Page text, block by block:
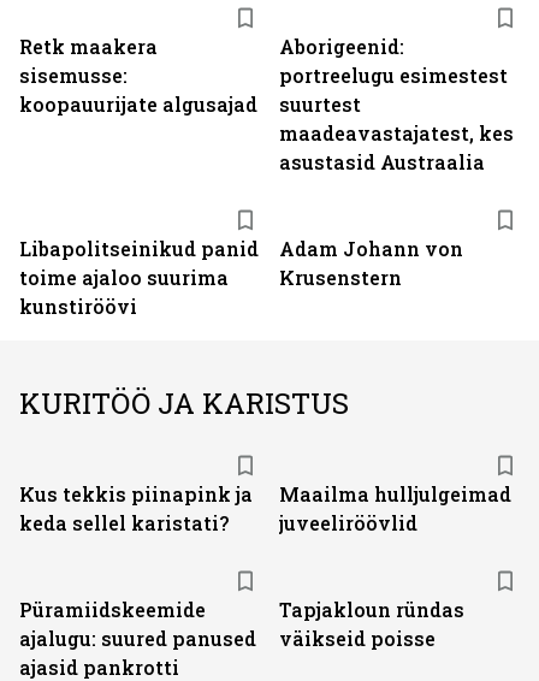
Retk maakera
sisemusse:
koopauurijate algusajad
Aborigeenid:
portreelugu esimestest
suurtest
maadeavastajatest, kes
asustasid Austraalia
Libapolitseinikud panid
toime ajaloo suurima
kunstiröövi
Adam Johann von
Krusenstern
KURITÖÖ JA KARISTUS
Kus tekkis piinapink ja
keda sellel karistati?
Maailma hulljulgeimad
juveeliröövlid
Püramiidskeemide
ajalugu: suured panused
ajasid pankrotti
Tapjakloun ründas
väikseid poisse